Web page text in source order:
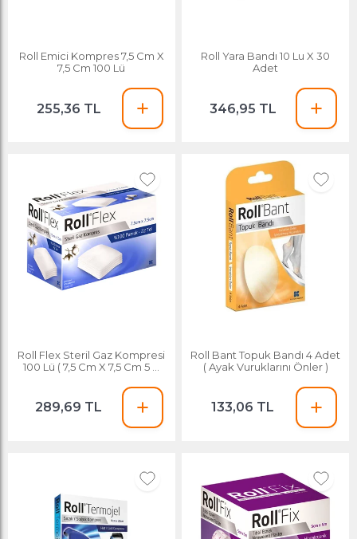
Roll Emici Kompres 7,5 Cm X
7,5 Cm 100 Lü
255,36 TL
Roll Yara Bandı 10 Lu X 30
Adet
346,95 TL
Roll Flex Steril Gaz Kompresi
100 Lü ( 7,5 Cm X 7,5 Cm 5 Li
289,69 TL
Roll Bant Topuk Bandı 4 Adet
( Ayak Vuruklarını Önler )
133,06 TL